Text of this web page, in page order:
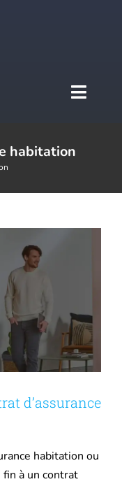
habitation
d’assurance
d’assurance
habitation ou
à un contrat